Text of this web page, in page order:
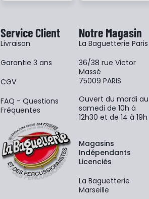
Service Client
Livraison
Garantie 3 ans
CGV
FAQ - Questions
Fréquentes
Notre Magasin
La Baguetterie Paris
36/38 rue Victor
Massé
75009 PARIS
Ouvert du mardi au
samedi de 10h à
12h30 et de 14 à 19h
Magasins
Indépendants
Licenciés
La Baguetterie
Marseille